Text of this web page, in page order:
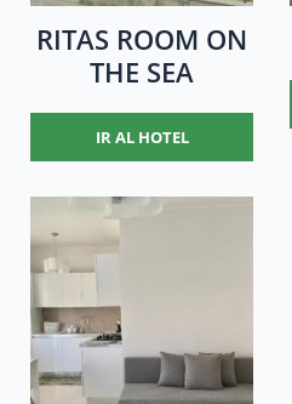
RITAS ROOM ON
THE SEA
IR AL HOTEL